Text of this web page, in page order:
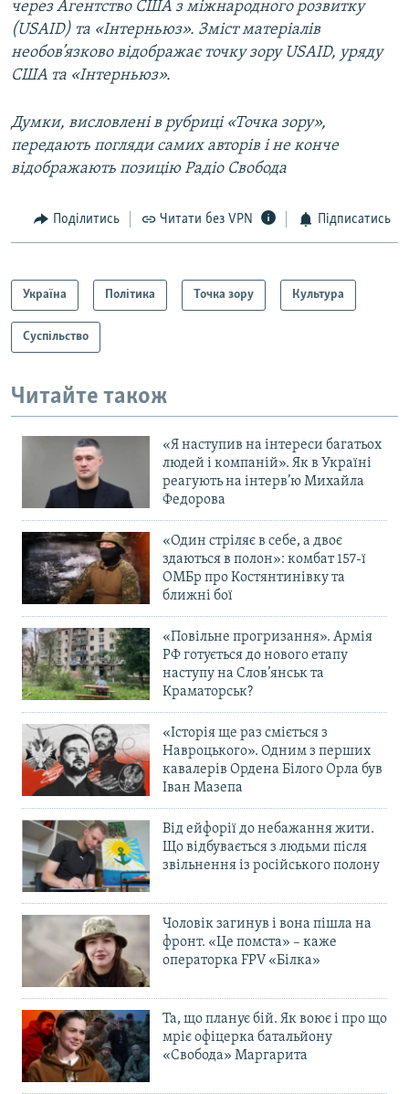
через Агентство США з міжнародного розвитку
(USAID) та «Інтерньюз». Зміст матеріалів
необов’язково відображає точку зору USAID, уряду
США та «Інтерньюз».
Думки, висловлені в рубриці «Точка зору»,
передають погляди самих авторів і не конче
відображають позицію Радіо Свобода
Поділитись Читати без VPN Підписатись
Україна Політика Точка зору Культура
Суспільство
Читайте також
«Я наступив на інтереси багатьох
людей і компаній». Як в Україні
реагують на інтерв’ю Михайла
Федорова
«Один стріляє в себе, а двоє
здаються в полон»: комбат 157-ї
ОМБр про Костянтинівку та
ближні бої
«Повільне прогризання». Армія
РФ готується до нового етапу
наступу на Слов’янськ та
Краматорськ?
«Історія ще раз сміється з
Навроцького». Одним з перших
кавалерів Ордена Білого Орла був
Іван Мазепа
Від ейфорії до небажання жити.
Що відбувається з людьми після
звільнення із російського полону
Чоловік загинув і вона пішла на
фронт. «Це помста» – каже
операторка FPV «Білка»
Та, що планує бій. Як воює і про що
мріє офіцерка батальйону
«Свобода» Маргарита